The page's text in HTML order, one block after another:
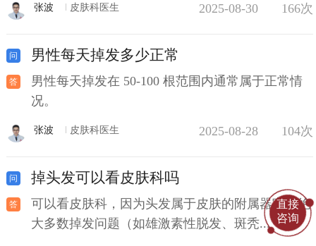
张波 皮肤科医生 2025-08-30 166次
男性每天掉发多少正常
男性每天掉发在 50-100 根范围内通常属于正常情
况。
张波 皮肤科医生 2025-08-28 104次
掉头发可以看皮肤科吗
可以看皮肤科，因为头发属于皮肤的附属器官，绝
大多数掉发问题（如雄激素性脱发、斑秃...
直接
咨询